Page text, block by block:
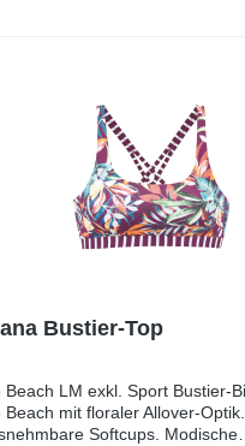
Bustier-Top
Beach LM exkl. Sport Bustier-
Beach mit floraler Allover-Optik.
Softcups. Modische